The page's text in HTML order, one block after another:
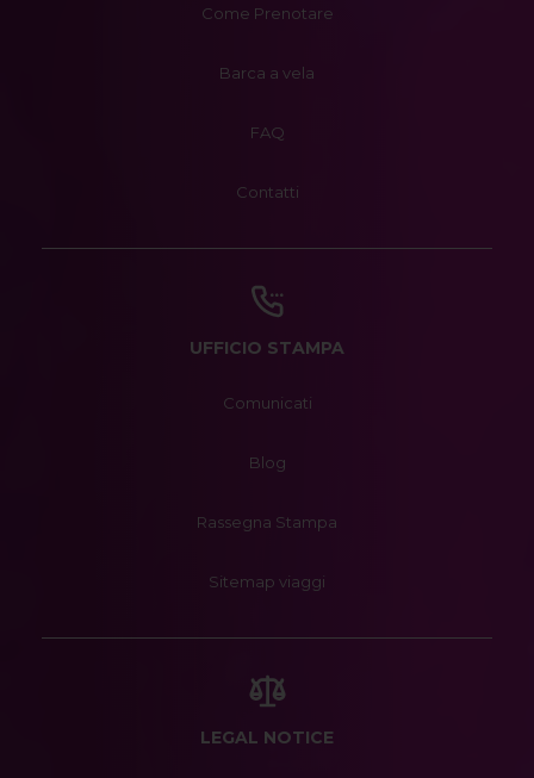
Come Prenotare
Barca a vela
FAQ
Contatti
UFFICIO STAMPA
Comunicati
Blog
Rassegna Stampa
Sitemap viaggi
LEGAL NOTICE